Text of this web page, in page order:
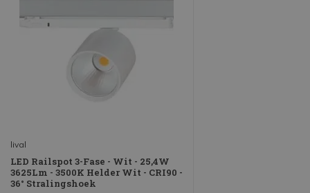
lival
LED Railspot 3-Fase - Wit - 25,4W
3625Lm - 3500K Helder Wit - CRI90 -
36° Stralingshoek